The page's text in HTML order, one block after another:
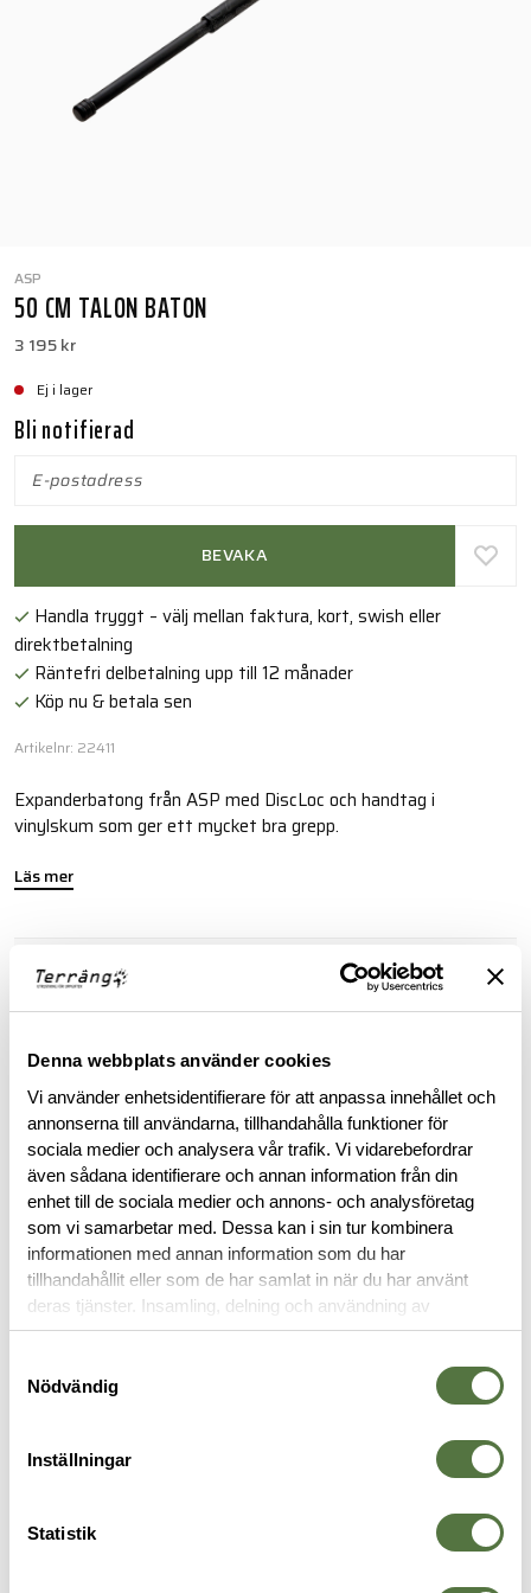
Denna webbplats använder cookies
Vi använder enhetsidentifierare för att anpassa innehållet och
annonserna till användarna, tillhandahålla funktioner för
sociala medier och analysera vår trafik. Vi vidarebefordrar
även sådana identifierare och annan information från din
enhet till de sociala medier och annons- och analysföretag
som vi samarbetar med. Dessa kan i sin tur kombinera
informationen med annan information som du har
tillhandahållit eller som de har samlat in när du har använt
deras tjänster. Insamling, delning och användning av
personuppgifter kan användas för personalisering av
Nödvändig
Inställningar
Statistik
ASP
50 CM TALON BATON
3 195 kr
Ej i lager
Bli notifierad
BEVAKA
Handla tryggt – välj mellan faktura, kort, swish eller
direktbetalning
Räntefri delbetalning upp till 12 månader
Köp nu & betala sen
Artikelnr: 22411
Expanderbatong från ASP med DiscLoc och handtag i
vinylskum som ger ett mycket bra grepp.
Läs mer
KÖPINFORMATION BATONGER
Batonger säljes endast till behörig personal mot uppvisande
bevakningsföretag som gör att köparen har tillstånd att
bära/bruka batongen.
Skicka en kopia på förordnande och giltig legitimation till
order@terrang.seför att få din beställning behandlad.
BESKRIVNING
RECENSIONER
OM VARUMÄRKET